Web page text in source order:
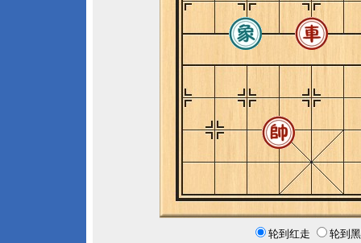
轮到红走 轮到